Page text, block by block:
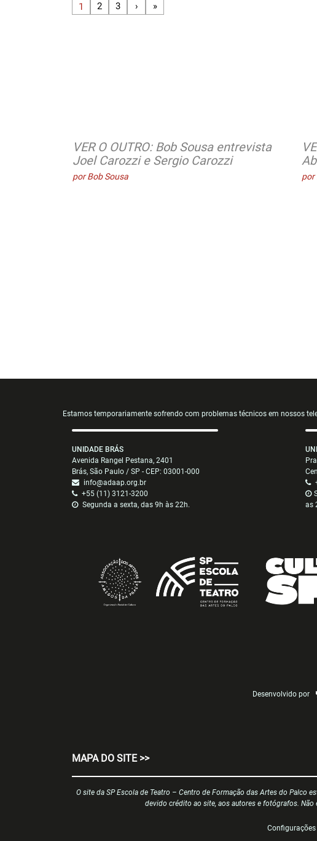
1 2 3 › »
VER O OUTRO: Bob Sousa entrevista
Joel Carozzi e Sergio Carozzi
por Bob Sousa por
Estamos temporariamente sofrendo com problemas técnicos em nossos
UNIDADE BRÁS
Avenida Rangel Pestana, 2401
Brás, São Paulo / SP - CEP: 03001-000
info@adaap.org.br
+55 (11) 3121-3200
Segunda a sexta, das 9h às 22h.
as
Desenvolvido por
MAPA DO SITE >>
O site da SP Escola de Teatro – Centro de Formação das Artes do Palco
devido crédito ao site, aos autores e fotógrafos.
Configurações